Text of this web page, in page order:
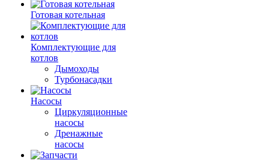
Готовая котельная
Комплектующие для
котлов
Дымоходы
Турбонасадки
Насосы
Циркуляционные
насосы
Дренажные
насосы